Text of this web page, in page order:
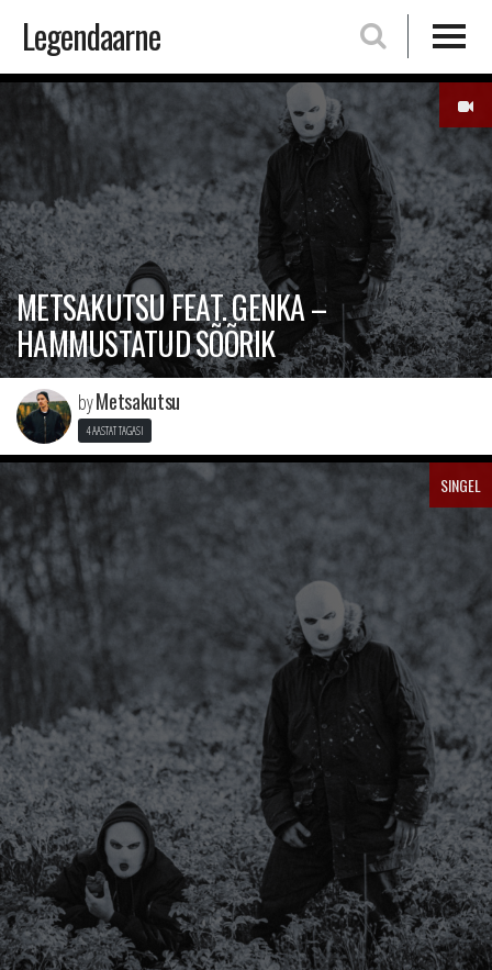
Skip
content
Legendaarne
METSAKUTSU FEAT. GENKA –
HAMMUSTATUD SÕÕRIK
byMetsakutsu
4 AASTAT TAGASI
SINGEL